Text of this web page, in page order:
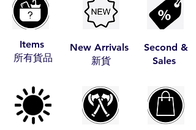
Items
​所有貨品
New Arrivals
​新貨
Second &
Sales